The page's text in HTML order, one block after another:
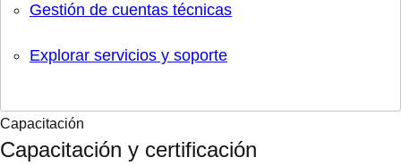
Gestión de cuentas técnicas
Explorar servicios y soporte
Capacitación
Capacitación y certificación